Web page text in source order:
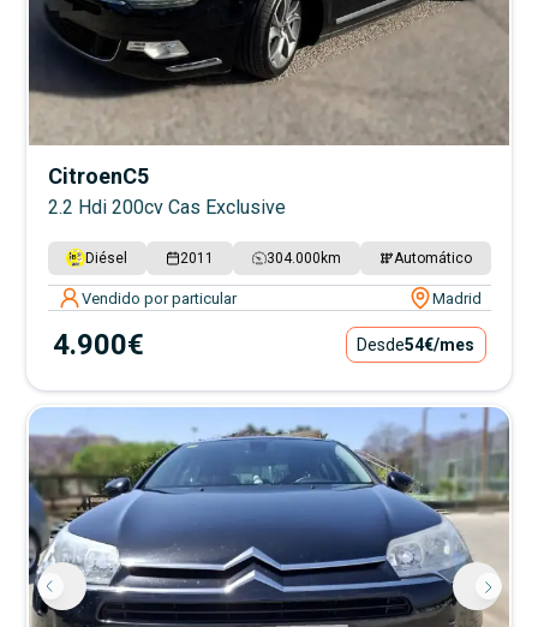
CitroenC5
2.2 Hdi 200cv Cas Exclusive
Diésel 2011 304.000 km Automático
Vendido por particular Madrid
4.900€ Desde54€/mes